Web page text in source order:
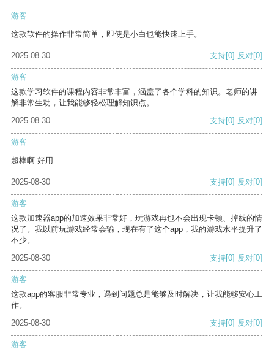
游客
这款软件的操作非常简单，即使是小白也能快速上手。
2025-08-30 支持[0] 反对[0]
游客
这款学习软件的课程内容非常丰富，涵盖了各个学科的知识。老师的讲
解非常生动，让我能够轻松理解知识点。
2025-08-30
支持[0] 反对[0]
游客
超棒啊 好用
2025-08-30 支持[0] 反对[0]
游客
这款加速器app的加速效果非常好，玩游戏再也不会出现卡顿、掉线的情
况了。我以前玩游戏经常会输，现在有了这个app，我的游戏水平提升了
不少。
2025-08-30
支持[0] 反对[0]
游客
这款app的客服非常专业，遇到问题总是能够及时解决，让我能够安心工
作。
2025-08-30
支持[0] 反对[0]
游客